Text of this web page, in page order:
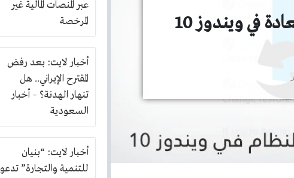
أخبار لايت: كيفية إنشاء نقطة استعادة في ويندوز 10
عبر المنصات المالية غير
المرخصة
أخبار لايت: بعد رفض
المقترح الإيراني.. هل
تنهار الهدنة؟ – أخبار
السعودية
أخبار لايت: “بنيان
للتنمية والتجارة” تدعو